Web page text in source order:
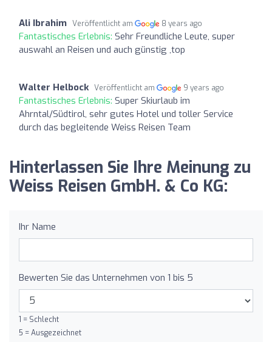
Ali Ibrahim Veröffentlicht am 8 years ago
Fantastisches Erlebnis: Sehr Freundliche Leute, super
auswahl an Reisen und auch günstig ,top
Walter Helbock Veröffentlicht am 9 years ago
Fantastisches Erlebnis: Super Skiurlaub im
Ahrntal/Südtirol, sehr gutes Hotel und toller Service
durch das begleitende Weiss Reisen Team
Hinterlassen Sie Ihre Meinung zu
Weiss Reisen GmbH. & Co KG:
Ihr Name
Bewerten Sie das Unternehmen von 1 bis 5
1 = Schlecht
5 = Ausgezeichnet